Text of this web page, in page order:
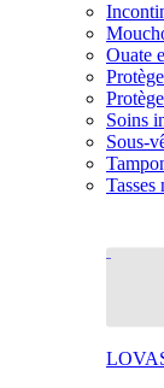
Ouate
Soins
Sous-
Tasses